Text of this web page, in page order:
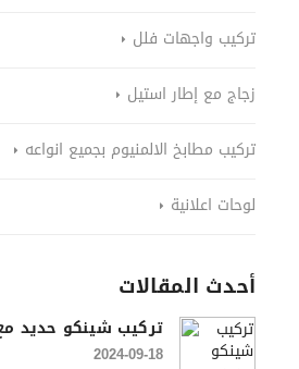
تركيب واجهات فلل
زجاج مع إطار استيل
تركيب مطابخ الالمنيوم بجميع انواعه
لوحات اعلانية
أحدث المقالات
تركيب شينكو حديد
2024-09-18